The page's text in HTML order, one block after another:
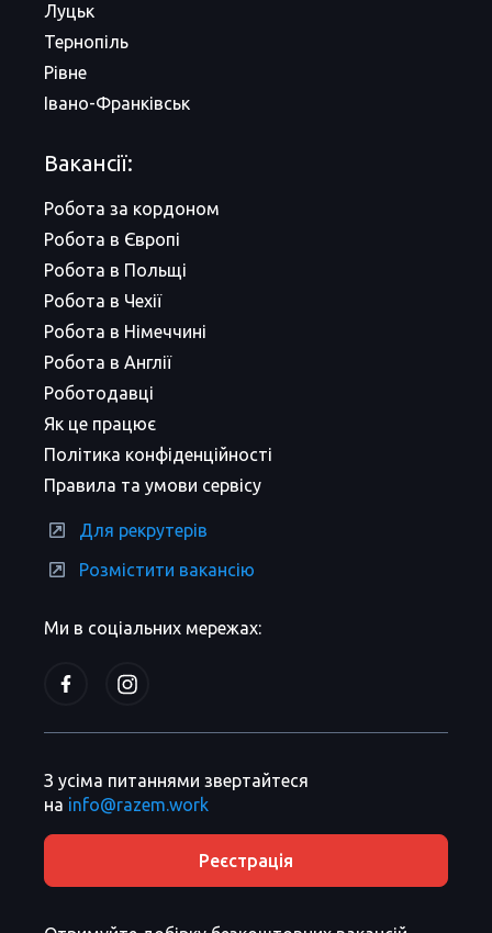
Ми в соціальних мережах:
Луцьк
Тернопіль
Рівне
Івано-Франківськ
Вакансії:
Робота за кордоном
Робота в Європі
Робота в Польщі
Робота в Чехії
Робота в Німеччині
Робота в Англії
Роботодавці
Як це працює
Політика конфіденційності
Правила та умови сервісу
Для рекрутерів
Розмістити вакансію
З усіма питаннями звертайтеся
на info@razem.work
Реєстрація